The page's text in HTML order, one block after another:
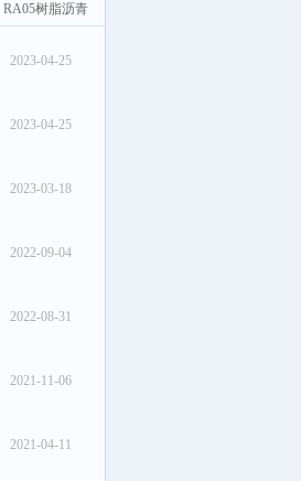
RA05树脂沥青
2023-04-25
2023-04-25
2023-03-18
2022-09-04
2022-08-31
2021-11-06
2021-04-11